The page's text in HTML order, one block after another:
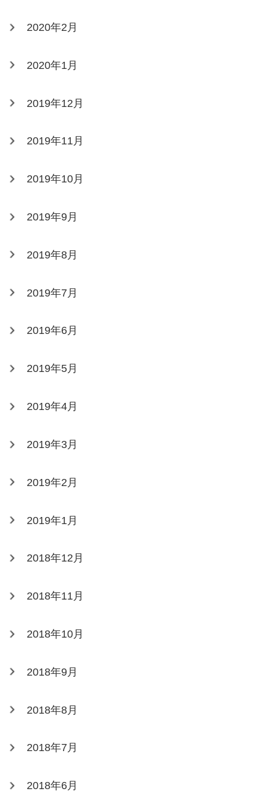
2020年2月
2020年1月
2019年12月
2019年11月
2019年10月
2019年9月
2019年8月
2019年7月
2019年6月
2019年5月
2019年4月
2019年3月
2019年2月
2019年1月
2018年12月
2018年11月
2018年10月
2018年9月
2018年8月
2018年7月
2018年6月